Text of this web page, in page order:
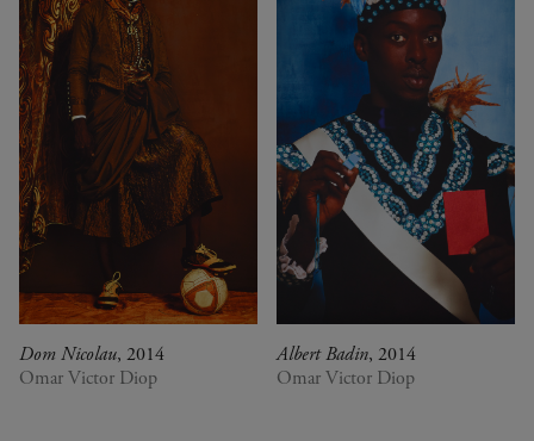
Dom Nicolau, 2014
Omar Victor Diop
Albert Badin, 2014
Omar Victor Diop